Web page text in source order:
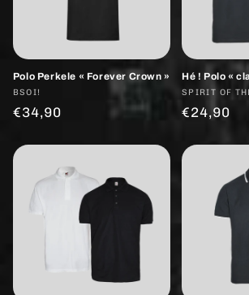
Polo Perkele « Forever Crown »
Fournisseur :
BSOI!
Prix
€34,90
Hé ! Polo «
SPIRIT OF
Prix
€24,90